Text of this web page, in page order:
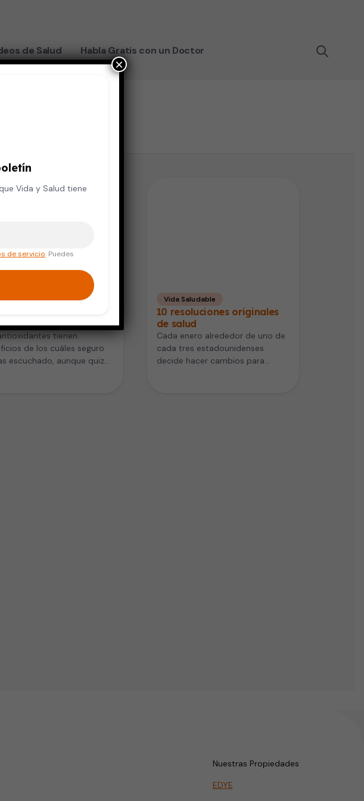
de Salud Habla Gratis con un Doctor
y Nutrición
los obtienes?
tienen
de los cuáles seguro
escuchado, aunque quizá
Vida Saludable
10 resoluciones originales
de salud
Cada enero alrededor de uno de
cada tres estadounidenses
decide hacer cambios para
Nuestras Propiedades
EDYE
Vida y Salud tiene
de servicio. Puedes
×